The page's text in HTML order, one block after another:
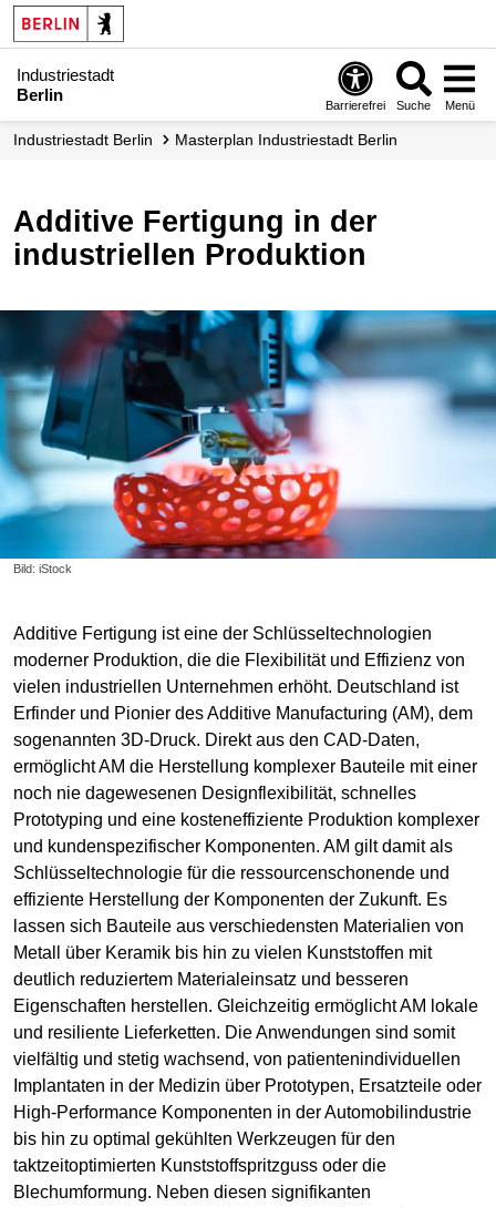
Industriestadt
Berlin
Barrierefrei Suche Menü
Industrie­stadt Berlin Masterplan Industriestadt Berlin
Additive Fertigung in der
industriellen Produktion
Bild: iStock
Additive Fertigung ist eine der Schlüsseltechnologien
moderner Produktion, die die Flexibilität und Effizienz von
vielen industriellen Unternehmen erhöht. Deutschland ist
Erfinder und Pionier des Additive Manufacturing (AM), dem
sogenannten 3D-Druck. Direkt aus den CAD-Daten,
ermöglicht AM die Herstellung komplexer Bauteile mit einer
noch nie dagewesenen Designflexibilität, schnelles
Prototyping und eine kosteneffiziente Produktion komplexer
und kundenspezifischer Komponenten. AM gilt damit als
Schlüsseltechnologie für die ressourcenschonende und
effiziente Herstellung der Komponenten der Zukunft. Es
lassen sich Bauteile aus verschiedensten Materialien von
Metall über Keramik bis hin zu vielen Kunststoffen mit
deutlich reduziertem Materialeinsatz und besseren
Eigenschaften herstellen. Gleichzeitig ermöglicht AM lokale
und resiliente Lieferketten. Die Anwendungen sind somit
vielfältig und stetig wachsend, von patientenindividuellen
Implantaten in der Medizin über Prototypen, Ersatzteile oder
High-Performance Komponenten in der Automobilindustrie
bis hin zu optimal gekühlten Werkzeugen für den
taktzeitoptimierten Kunststoffspritzguss oder die
Blechumformung. Neben diesen signifikanten